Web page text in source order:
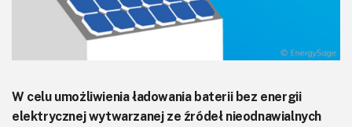
Do pobrania
W celu umożliwienia ładowania baterii bez energii
elektrycznej wytwarzanej ze źródeł nieodnawialnych